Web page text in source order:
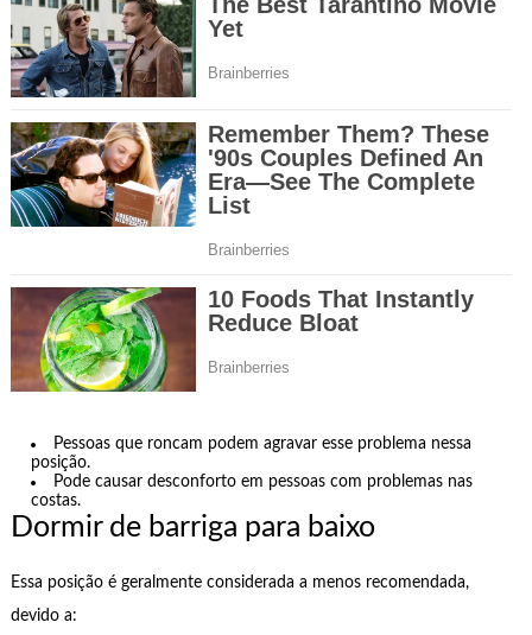
Pessoas que roncam podem agravar esse problema nessa
posição.
Pode causar desconforto em pessoas com problemas nas
costas.
Dormir de barriga para baixo
Essa posição é geralmente considerada a menos recomendada,
devido a: